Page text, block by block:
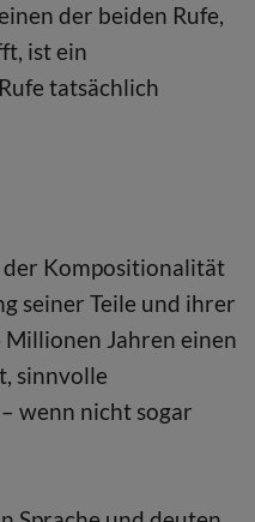
der beiden Rufe,
ist ein
tatsächlich
der Kompositionalität
seiner Teile und ihrer
Millionen Jahren einen
sinnvolle
wenn nicht sogar